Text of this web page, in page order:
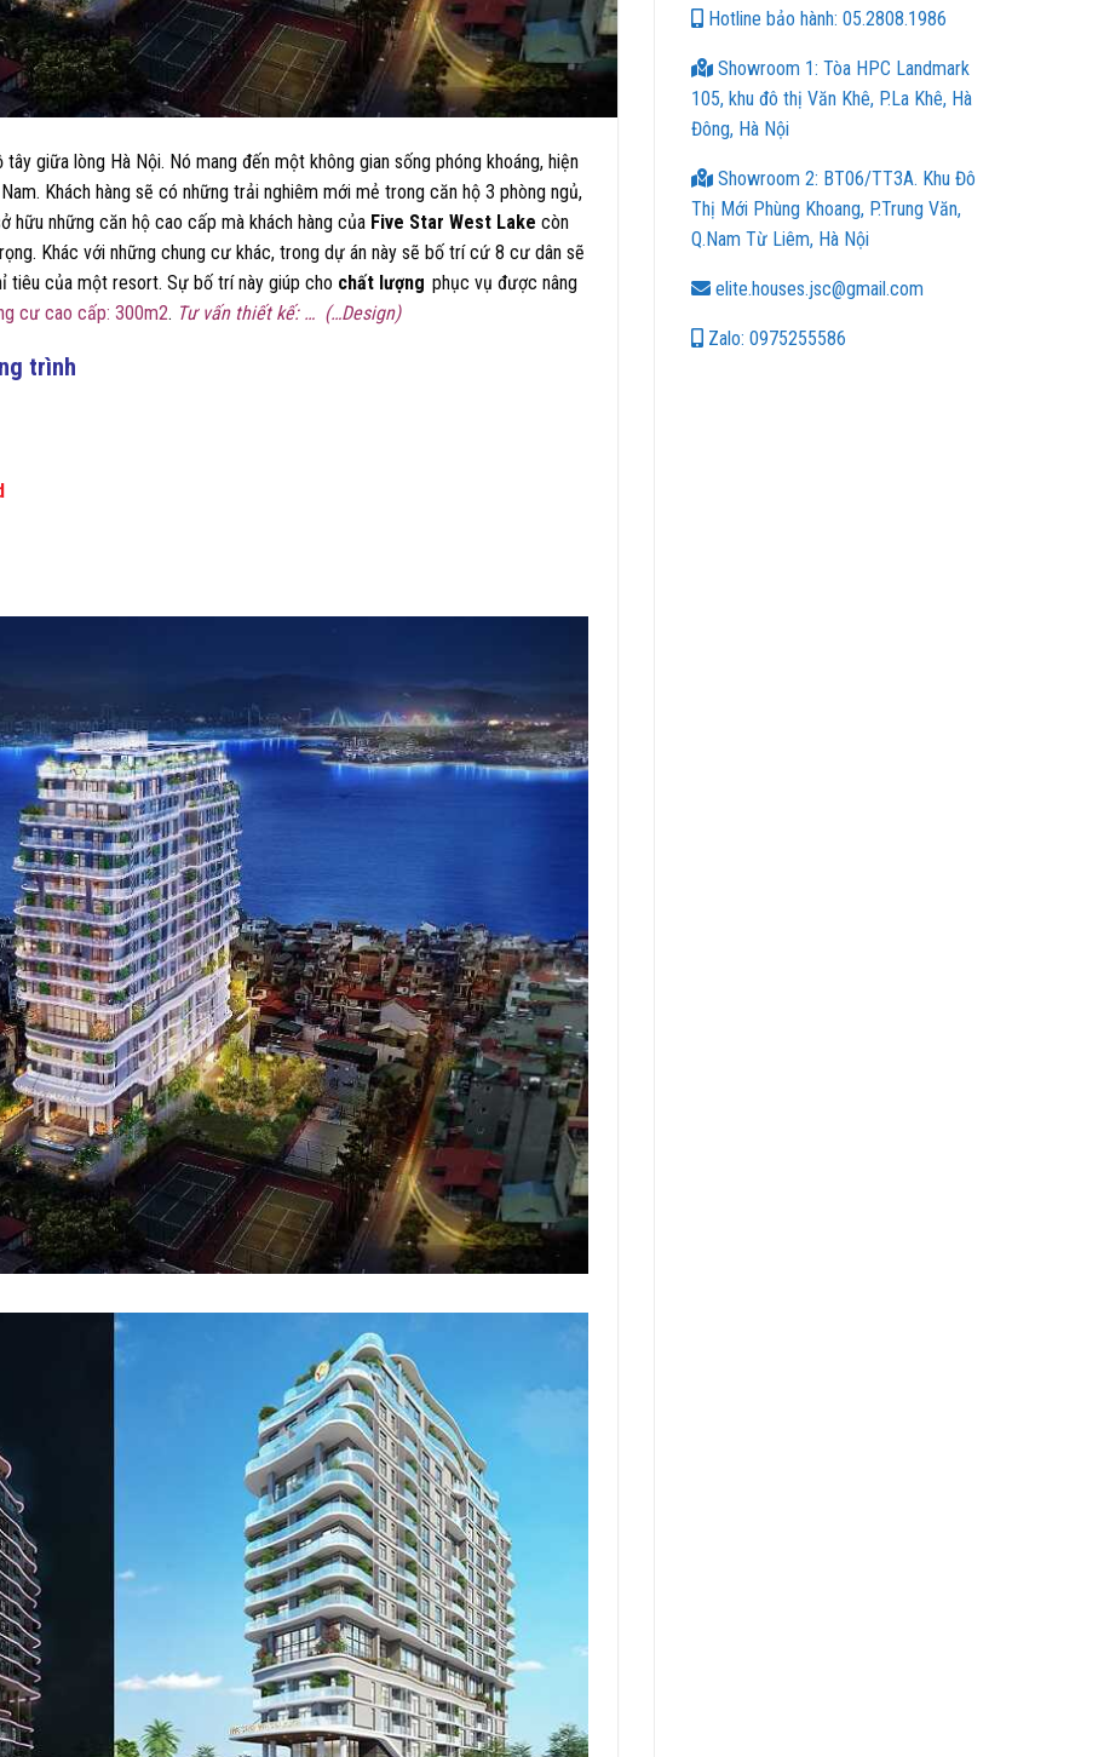
giữa lòng Hà Nội. Nó mang đến một không gian sống phóng khoáng, hiện
Khách hàng sẽ có những trải nghiêm mới mẻ trong căn hộ 3 phòng ngủ,
hữu những căn hộ cao cấp mà khách hàng của Five Star West Lake còn
Khác với những chung cư khác, trong dự án này sẽ bố trí cứ 8 cư dân sẽ
tiêu của một resort. Sự bố trí này giúp cho chất lượng phục vụ được nâng
cư cao cấp: 300m2. Tư vấn thiết kế: … (…Design)
trình
Hotline bảo hành: 05.2808.1986
Showroom 1: Tòa HPC Landmark
105, khu đô thị Văn Khê, P.La Khê, Hà
Đông, Hà Nội
Showroom 2: BT06/TT3A. Khu Đô
Thị Mới Phùng Khoang, P.Trung Văn,
Q.Nam Từ Liêm, Hà Nội
elite.houses.jsc@gmail.com
Zalo: 0975255586